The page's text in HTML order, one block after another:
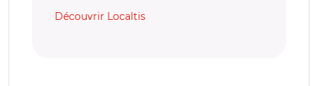
Découvrir Localtis